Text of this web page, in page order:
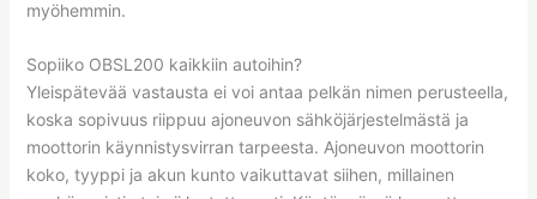
myöhemmin.
Sopiiko OBSL200 kaikkiin autoihin?
Yleispätevää vastausta ei voi antaa pelkän nimen perusteella,
koska sopivuus riippuu ajoneuvon sähköjärjestelmästä ja
moottorin käynnistysvirran tarpeesta. Ajoneuvon moottorin
koko, tyyppi ja akun kunto vaikuttavat siihen, millainen